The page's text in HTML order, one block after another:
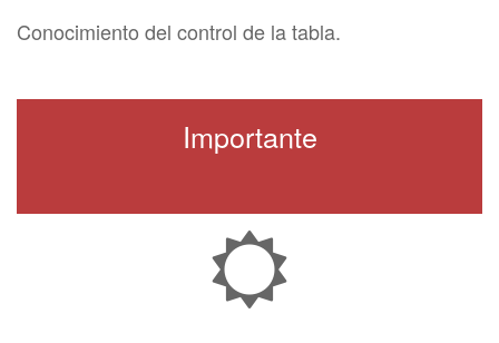
Conocimiento del control de la tabla.
Importante